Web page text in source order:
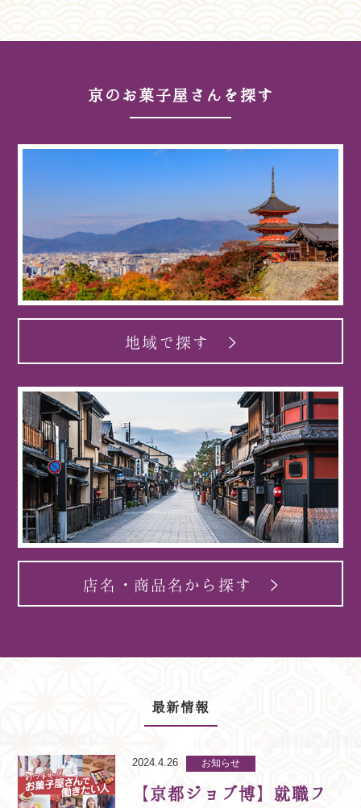
京のお菓子屋さんを探す
地域で探す
店名・商品名から探す
最新情報
2024.4.26 お知らせ
【京都ジョブ博】就職フ